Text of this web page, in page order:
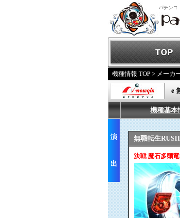
パチンコ
機種情報 TOP > メーカ
e
機種基本
演
出
無職転生
決戦 魔石多頭